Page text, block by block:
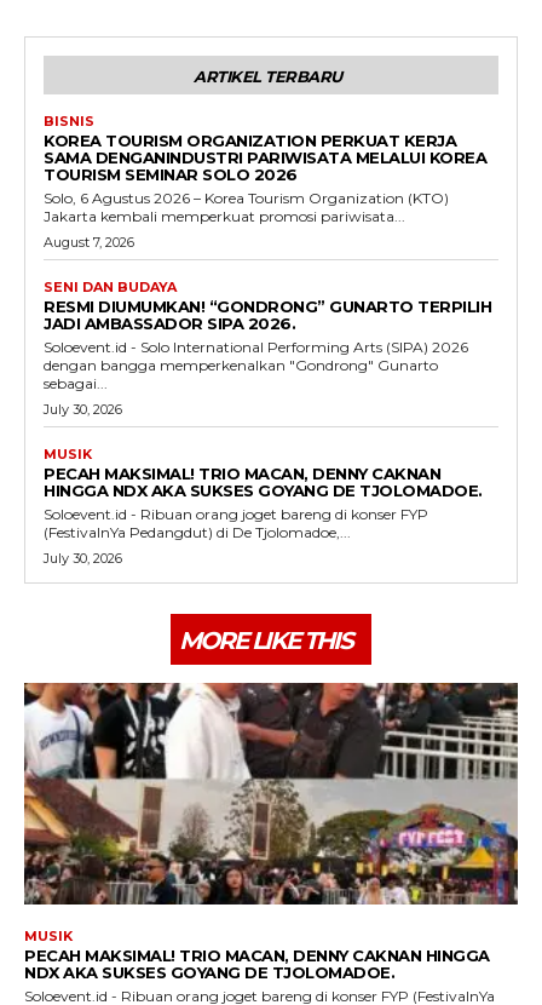
ARTIKEL TERBARU
BISNIS
KOREA TOURISM ORGANIZATION PERKUAT KERJA
SAMA DENGANINDUSTRI PARIWISATA MELALUI KOREA
TOURISM SEMINAR SOLO 2026
Solo, 6 Agustus 2026 – Korea Tourism Organization (KTO)
Jakarta kembali memperkuat promosi pariwisata...
August 7, 2026
SENI DAN BUDAYA
RESMI DIUMUMKAN! “GONDRONG” GUNARTO TERPILIH
JADI AMBASSADOR SIPA 2026.
Soloevent.id - Solo International Performing Arts (SIPA) 2026
dengan bangga memperkenalkan "Gondrong" Gunarto
sebagai...
July 30, 2026
MUSIK
PECAH MAKSIMAL! TRIO MACAN, DENNY CAKNAN
HINGGA NDX AKA SUKSES GOYANG DE TJOLOMADOE.
Soloevent.id - Ribuan orang joget bareng di konser FYP
(FestivalnYa Pedangdut) di De Tjolomadoe,...
July 30, 2026
MORE LIKE THIS
MUSIK
PECAH MAKSIMAL! TRIO MACAN, DENNY CAKNAN HINGGA
NDX AKA SUKSES GOYANG DE TJOLOMADOE.
Soloevent.id - Ribuan orang joget bareng di konser FYP (FestivalnYa